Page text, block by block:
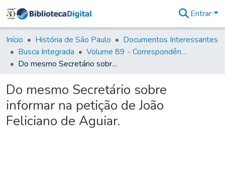
&
Coleções
Tudo na
Biblioteca
Estatísticas
Entrar
Início História de São Paulo
Documentos Interessantes
Busca Integrada
Volume 89 - Correspondência do então Governador e Capitão General de São Paulo, Antonio Manoel de Mello Castro (1797-1802)
Do mesmo Secretário sobre informar na petição de João Feliciano de Aguiar.
Do mesmo Secretário sobre
informar na petição de João
Feliciano de Aguiar.